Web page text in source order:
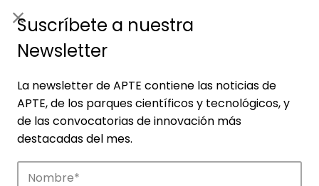
Suscríbete a nuestra
Newsletter
La newsletter de APTE contiene las noticias de
APTE, de los parques científicos y tecnológicos, y
de las convocatorias de innovación más
destacadas del mes.